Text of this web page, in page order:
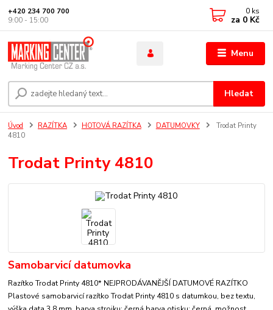
Menu
Hledat
+420 234 700 700
9:00 - 15:00
0 ks
za 0 Kč
Úvod RAZÍTKA HOTOVÁ RAZÍTKA DATUMOVKY
Trodat Printy
4810
Trodat Printy 4810
Samobarvicí datumovka
Razítko Trodat Printy 4810* NEJPRODÁVANĚJŠÍ DATUMOVÉ RAZÍTKO
Plastové samobarvicí razítko Trodat Printy 4810 s datumkou, bez textu,